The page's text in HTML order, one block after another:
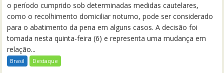
o período cumprido sob determinadas medidas cautelares,
como o recolhimento domiciliar noturno, pode ser considerado
para o abatimento da pena em alguns casos. A decisão foi
tomada nesta quinta-feira (6) e representa uma mudança em
relação...
Brasil Destaque